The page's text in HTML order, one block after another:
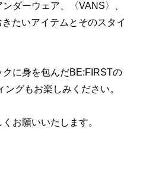
ダーウェア、〈VANS〉、
たいアイテムとそのスタイ
クに身を包んだBE:FIRSTの
グもお楽しみください。
お願いいたします。